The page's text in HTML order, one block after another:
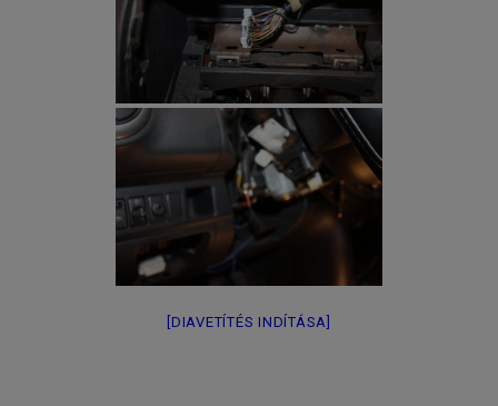
[DIAVETÍTÉS INDÍTÁSA]